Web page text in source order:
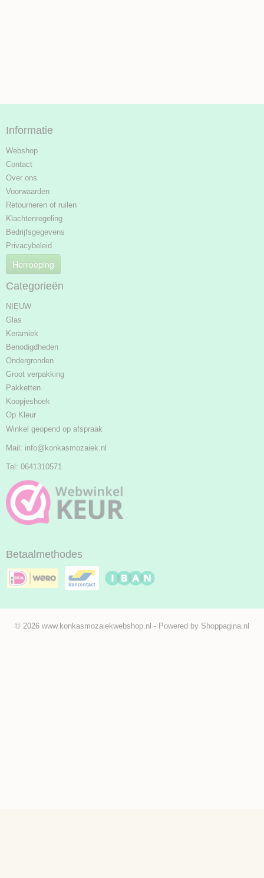
Informatie
Webshop
Contact
Over ons
Voorwaarden
Retourneren of ruilen
Klachtenregeling
Bedrijfsgegevens
Privacybeleid
Herroeping
Categorieën
NIEUW
Glas
Keramiek
Benodigdheden
Ondergronden
Groot verpakking
Pakketten
Koopjeshoek
Op Kleur
Winkel geopend op afspraak
Mail: info@konkasmozaiek.nl
Tel: 0641310571
Betaalmethodes
© 2026 www.konkasmozaiekwebshop.nl - Powered by Shoppagina.nl